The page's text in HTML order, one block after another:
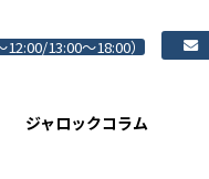
12:00/13:00～18:00）
ジャロックコラム